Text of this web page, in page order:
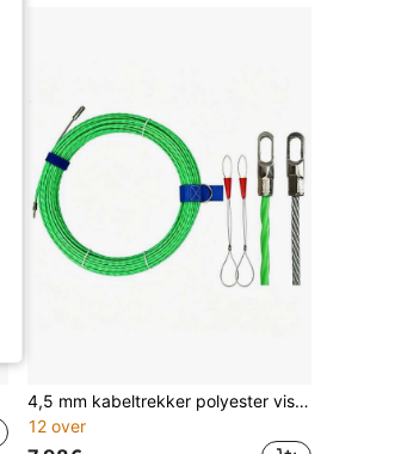
4,5 mm kabeltrekker polyester visband POM glasvezelleidingstang wandkabelgeleidingsgereedschap, 5/10/15/20/25/30/50M
12 over